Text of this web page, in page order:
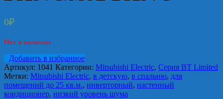
0₽
Нет в наличии
Добавить в избранное
Артикул: 1041 Категории: Mitsubishi Electric, Серия BT Limited
Метки: Mitsubishi Electric, в детскую, в спальню, для
помещений до 25 кв.м., инверторный, настенный
кондиционер, низкий уровень шума